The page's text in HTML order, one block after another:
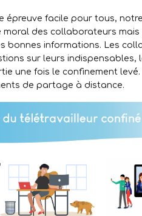
épreuve facile pour tous,
des collaborateurs
bonnes informations. Les
sur leurs indispensables,
une fois le confinement
de partage à distance.